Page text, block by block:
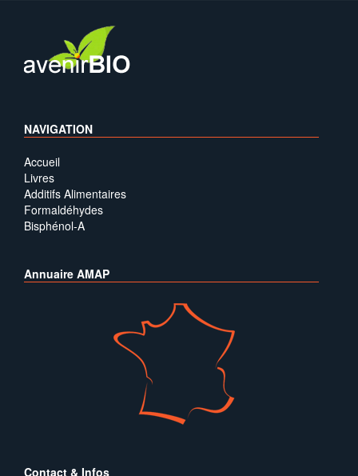
NAVIGATION
Accueil
Livres
Additifs Alimentaires
Formaldéhydes
Bisphénol-A
Annuaire AMAP
Contact & Infos